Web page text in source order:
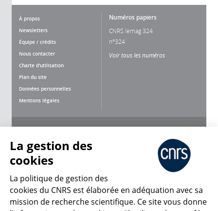
À propos
Newsletters
Équipe / crédits
Nous contacter
Charte d'utilisation
Plan du site
Données personnelles
Mentions légales
Numéros papiers
CNRS lemag 324
n°324
Voir tous les numéros
CNRS Le Mag
La gestion des
cookies
La politique de gestion des
cookies du CNRS est élaborée en adéquation avec sa
mission de recherche scientifique. Ce site vous donne